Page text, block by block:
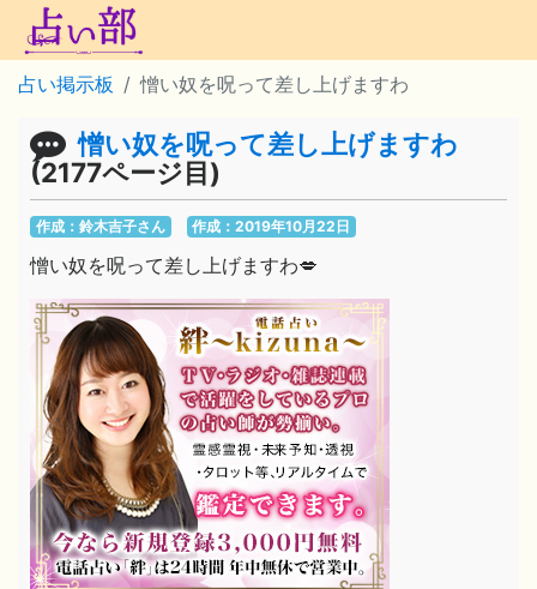
占い掲示板 憎い奴を呪って差し上げますわ
憎い奴を呪って差し上げますわ
(2177ページ目)
作成：鈴木吉子さん 作成：2019年10月22日
憎い奴を呪って差し上げますわ💋